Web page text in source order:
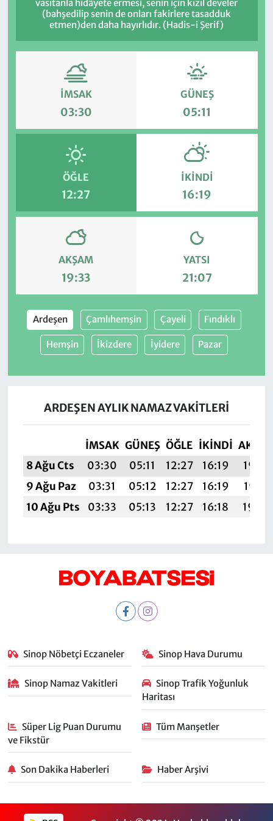
vasıtanla hidâyete ermesi, senin için kızıl develer
(bahşedilip senin de onları fakirlere tasadduk
etmen)den daha hayırlıdır. (Hadis-i Şerif)
İMSAK
03:30
GÜNEŞ
05:11
ÖĞLE
12:27
İKINDI
16:19
AKŞAM
19:33
YATSI
21:07
Ardeşen Çamlıhemşin Çayeli Fındıklı
Hemşin İkizdere İyidere Pazar
ARDEŞEN AYLIK NAMAZ VAKITLERI
İMSAK GÜNEŞ ÖĞLE İKINDI
8 Ağu Cts
03:30 05:11 12:27 16:19
19:33
9 Ağu Paz
03:31 05:12 12:27 16:19
19:31
10 Ağu Pts
03:33 05:13 12:27 16:18 19:30
Sinop Nöbetçi Eczaneler Sinop Hava Durumu
Sinop Namaz Vakitleri
Sinop Trafik Yoğunluk
Haritası
Süper Lig Puan Durumu
ve Fikstür
Tüm Manşetler
Son Dakika Haberleri Haber Arşivi